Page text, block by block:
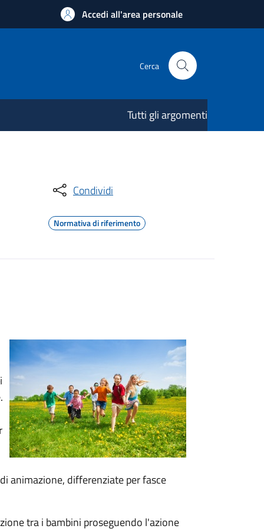
Accedi all'area personale
Cerca
Tutti gli argomenti
Condividi
Normativa di riferimento
animazione, differenziate per fasce
tra i bambini proseguendo l'azione